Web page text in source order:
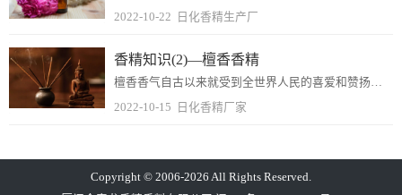
2022-10-22
日化香精生产厂
香精知识(2)—檀香香精
檀香香气自古以来就受到全世界人民的喜爱和赞扬，东印度檀香的香气更被调香师视为“上帝的佳作”之一，不单香气好，留香持久，香气强度大，与各种香型的配伍性也不错，不少...
2022-10-15
日化香精厂家
Copyright © 2006-2026 All Rights Reserved.